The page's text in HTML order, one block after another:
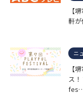
【
軒
ニ
【
ス